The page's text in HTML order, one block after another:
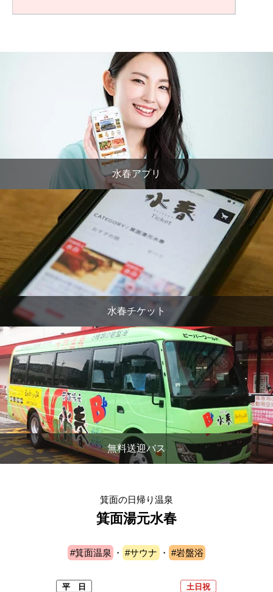
水春アプリ
水春チケット
無料送迎バス
箕面の日帰り温泉
箕面湯元水春
#箕面温泉 ・ #サウナ ・ #岩盤浴
平 日 土日祝